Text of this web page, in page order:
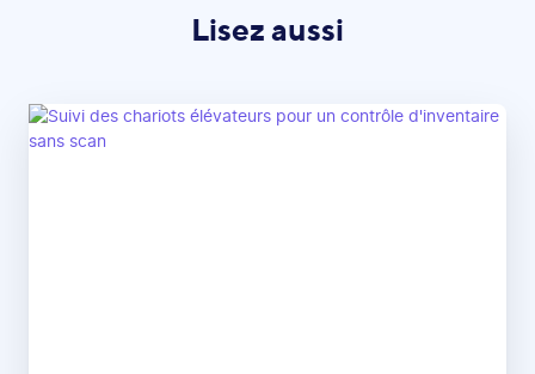
Lisez aussi